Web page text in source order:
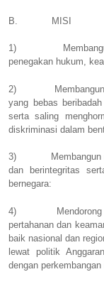
B. MISI
1)
penegakan hukum,
2)
yang bebas
serta saling
diskriminasi dalam
3)
dan berintegritas
bernegara:
4)
pertahanan dan
baik nasional dan
lewat politik
dengan